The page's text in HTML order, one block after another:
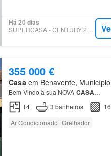
Há 20 dias
355 000 €
Casa em Benavente,
Bem-Vindo à sua NOVA CASA…
T4
3 banheiros
Ar Condicionado Grelhador